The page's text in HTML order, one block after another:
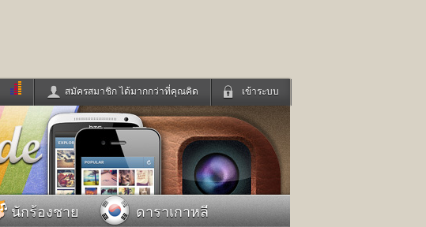
เข้าระบบ
สมัครสมาชิก ได้มากกว่าที่คุณคิด
ข่าวดารา
ดูทีวี
ฟังเพลง
ฟังวิทยุออนไลน์
แชทหมากฮอส
Glitter
แต่งงาน
แม่และเด็ก
สุขภาพ
สัตว์เลี้ยง
บ้านและการตกแต่ง
ท่องเที่ยว
เข้าระบบด้วย User Kapook
Email
Password
นักร้องชาย
ดาราเกาหลี